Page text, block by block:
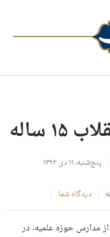
ساله
پنج‌شنبه، ۱۱ دی ۱۳۹۳
دیدگاه شما
از مدارس حوزه علمیه، در